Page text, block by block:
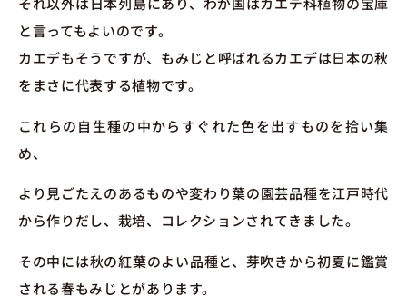
と言ってもよいのです。
カエデもそうですが、もみじと呼ばれるカエデは日本の秋
をまさに代表する植物です。
これらの自生種の中からすぐれた色を出すものを拾い集
め、
より見ごたえのあるものや変わり葉の園芸品種を江戸時代
から作りだし、栽培、コレクションされてきました。
その中には秋の紅葉のよい品種と、芽吹きから初夏に鑑賞
される春もみじとがあります。